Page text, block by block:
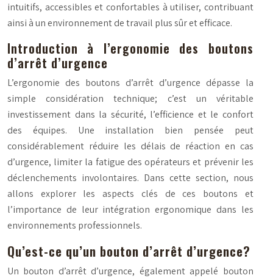
intuitifs, accessibles et confortables à utiliser, contribuant
ainsi à un environnement de travail plus sûr et efficace.
Introduction à l’ergonomie des boutons
d’arrêt d’urgence
L’ergonomie des boutons d’arrêt d’urgence dépasse la
simple considération technique; c’est un véritable
investissement dans la sécurité, l’efficience et le confort
des équipes. Une installation bien pensée peut
considérablement réduire les délais de réaction en cas
d’urgence, limiter la fatigue des opérateurs et prévenir les
déclenchements involontaires. Dans cette section, nous
allons explorer les aspects clés de ces boutons et
l’importance de leur intégration ergonomique dans les
environnements professionnels.
Qu’est-ce qu’un bouton d’arrêt d’urgence?
Un bouton d’arrêt d’urgence, également appelé bouton